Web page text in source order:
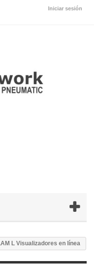
Iniciar sesión
L Visualizadores en línea